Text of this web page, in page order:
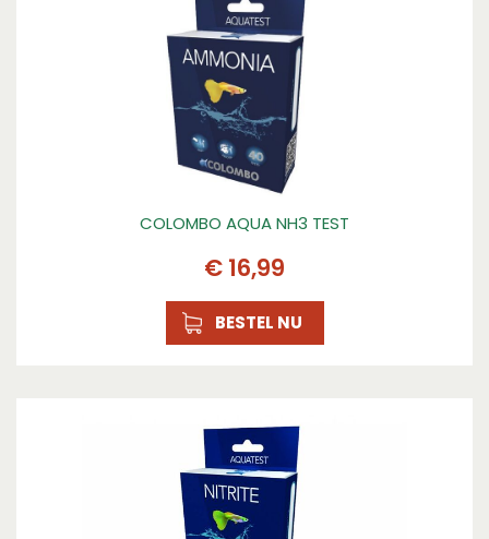
COLOMBO AQUA NH3 TEST
€ 16,99
BESTEL NU